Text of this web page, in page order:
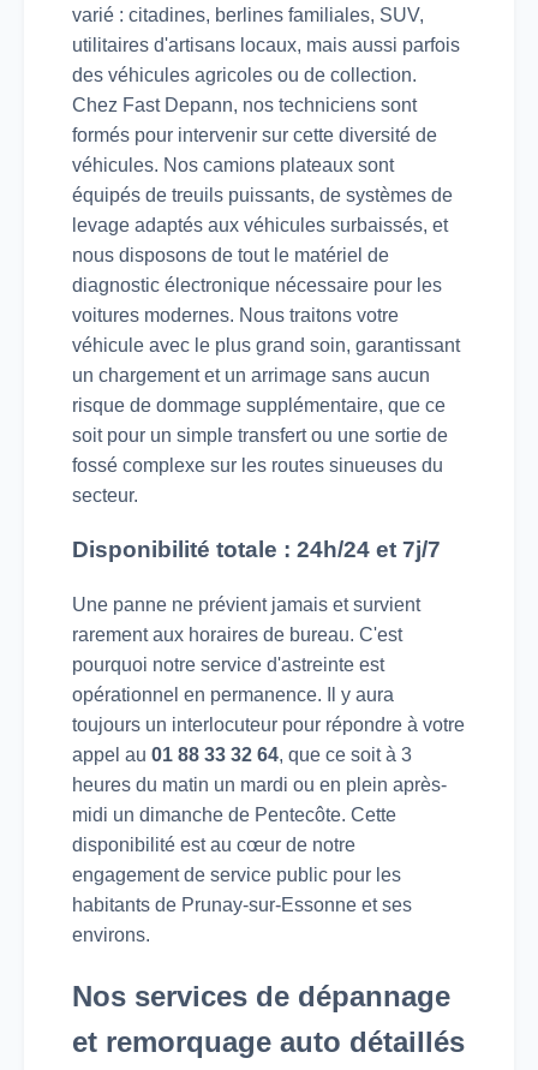
varié : citadines, berlines familiales, SUV,
utilitaires d'artisans locaux, mais aussi parfois
des véhicules agricoles ou de collection.
Chez Fast Depann, nos techniciens sont
formés pour intervenir sur cette diversité de
véhicules. Nos camions plateaux sont
équipés de treuils puissants, de systèmes de
levage adaptés aux véhicules surbaissés, et
nous disposons de tout le matériel de
diagnostic électronique nécessaire pour les
voitures modernes. Nous traitons votre
véhicule avec le plus grand soin, garantissant
un chargement et un arrimage sans aucun
risque de dommage supplémentaire, que ce
soit pour un simple transfert ou une sortie de
fossé complexe sur les routes sinueuses du
secteur.
Disponibilité totale : 24h/24 et 7j/7
Une panne ne prévient jamais et survient
rarement aux horaires de bureau. C'est
pourquoi notre service d'astreinte est
opérationnel en permanence. Il y aura
toujours un interlocuteur pour répondre à votre
appel au 01 88 33 32 64, que ce soit à 3
heures du matin un mardi ou en plein après-
midi un dimanche de Pentecôte. Cette
disponibilité est au cœur de notre
engagement de service public pour les
habitants de Prunay-sur-Essonne et ses
environs.
Nos services de dépannage
et remorquage auto détaillés